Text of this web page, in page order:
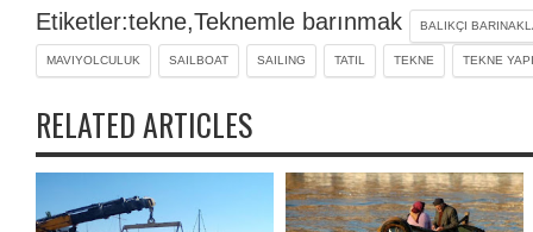
Etiketler:tekne,Teknemle barınmak BALIKÇI
MAVIYOLCULUK SAILBOAT SAILING TATIL TEKNE TEKNE
RELATED ARTICLES